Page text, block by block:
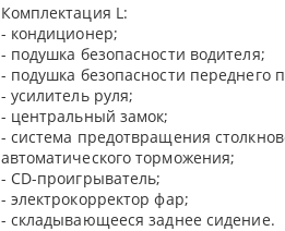
Комплектация L:
- кондиционер;
- подушка безопасности водителя;
- подушка безопасности переднего
- усилитель руля;
- центральный замок;
- система предотвращения
автоматического торможения;
- CD-проигрыватель;
- электрокорректор фар;
- складывающееся заднее сидение.